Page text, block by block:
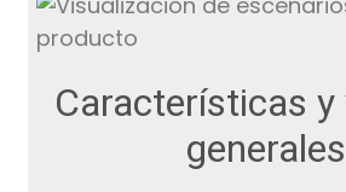
Características y